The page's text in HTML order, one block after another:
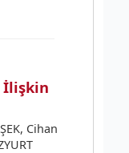
İlişkin
Cihan